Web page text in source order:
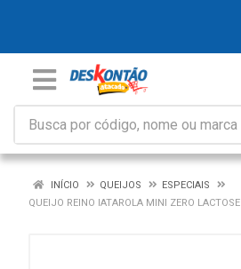
INÍCIO QUEIJOS
ESPECIAIS
QUEIJO REINO IATAROLA MINI ZERO LACTOSE